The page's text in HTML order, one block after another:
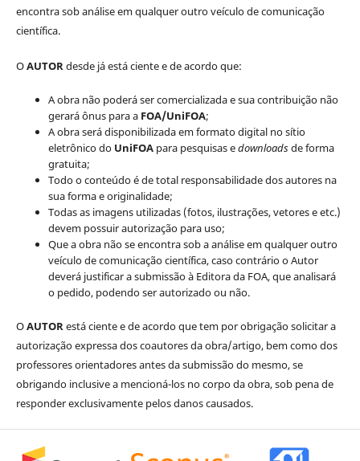
encontra sob análise em qualquer outro veículo de comunicação
científica.
OAUTORdesde já está ciente e de acordo que:
A obra não poderá ser comercializada e sua contribuição não
gerará ônus para a FOA/UniFOA;
A obra será disponibilizada em formato digital no sítio
eletrônico do UniFOApara pesquisas edownloadsde forma
gratuita;
Todo o conteúdo é de total responsabilidade dos autores na
sua forma e originalidade;
Todas as imagens utilizadas (fotos, ilustrações, vetores e etc.)
devem possuir autorização para uso;
Que a obra não se encontra sob a análise em qualquer outro
veículo de comunicação científica, caso contrário o Autor
deverá justificar a submissão à Editora da FOA, que analisará
o pedido, podendo ser autorizado ou não.
OAUTORestá ciente e de acordo que tem por obrigação solicitar a
autorização expressa dos coautores da obra/artigo, bem como dos
professores orientadores antes da submissão do mesmo, se
obrigando inclusive a mencioná-los no corpo da obra, sob pena de
responder exclusivamente pelos danos causados.